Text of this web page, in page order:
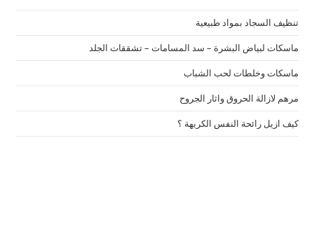
تنظيف السجاد بمواد طبيعية
ماسكات لبياض البشرة – سد المسامات – تشققات الجلد
ماسكات وخلطات لحب الشباب
مرهم لازالة الحروق واثار الجروح
كيف ازيل رائحة النفس الكريهة ؟